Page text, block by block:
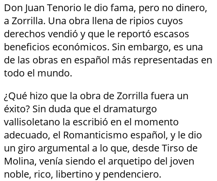
Don Juan Tenorio le dio fama, pero no dinero,
a Zorrilla. Una obra llena de ripios cuyos
derechos vendió y que le reportó escasos
beneficios económicos. Sin embargo, es una
de las obras en español más representadas en
todo el mundo.
¿Qué hizo que la obra de Zorrilla fuera un
éxito? Sin duda que el dramaturgo
vallisoletano la escribió en el momento
adecuado, el Romanticismo español, y le dio
un giro argumental a lo que, desde Tirso de
Molina, venía siendo el arquetipo del joven
noble, rico, libertino y pendenciero.